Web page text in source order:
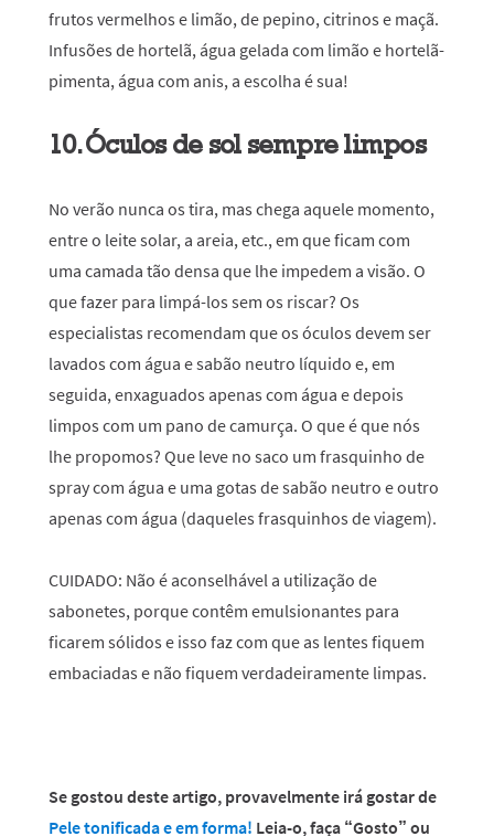
frutos vermelhos e limão, de pepino, citrinos e maçã.
Infusões de hortelã, água gelada com limão e hortelã-
pimenta, água com anis, a escolha é sua!
10. Óculos de sol sempre limpos
No verão nunca os tira, mas chega aquele momento,
entre o leite solar, a areia, etc., em que ficam com
uma camada tão densa que lhe impedem a visão. O
que fazer para limpá-los sem os riscar? Os
especialistas recomendam que os óculos devem ser
lavados com água e sabão neutro líquido e, em
seguida, enxaguados apenas com água e depois
limpos com um pano de camurça. O que é que nós
lhe propomos? Que leve no saco um frasquinho de
spray com água e uma gotas de sabão neutro e outro
apenas com água (daqueles frasquinhos de viagem).
CUIDADO: Não é aconselhável a utilização de
sabonetes, porque contêm emulsionantes para
ficarem sólidos e isso faz com que as lentes fiquem
embaciadas e não fiquem verdadeiramente limpas.
Se gostou deste artigo, provavelmente irá gostar de
Pele tonificada e em forma! Leia-o, faça “Gosto” ou